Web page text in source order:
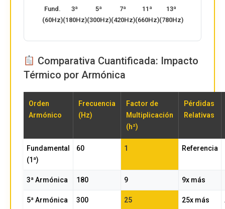
Fund.
(60Hz)
3ª
(180Hz)
5ª
(300Hz)
7ª
(420Hz)
11ª
(660Hz)
13ª
(780Hz)
Comparativa Cuantificada: Impacto
Térmico por Armónica
Orden
Armónico
Frecuencia
(Hz)
Factor de
Multiplicación
(h²)
Pérdidas
Relativas
Fundamental
(1ª)
60 1 Referencia
3ª Armónica 180 9 9x más
5ª Armónica 300 25 25x más